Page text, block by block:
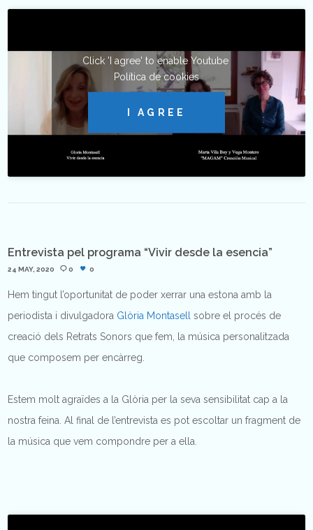
Click 'I agree' to enable Youtube
Política de cookies
I AGREE
Entrevista pel programa “Vivir desde la esencia”
24 MAY, 2020 0 0
Hem tingut l’oportunitat de poder xerrar una estona amb la
periodista i divulgadora Glòria Montasell
sobre el procés de
creació dels Retrats Sonors que fem, la música personalitzada
que composem per encàrreg.
Estem molt agraïdes a la Glòria per la seva sensibilitat cap a la
nostra feina. Al final de l’entrevista es pot escoltar un fragment de
la música que vem compondre per a ella.